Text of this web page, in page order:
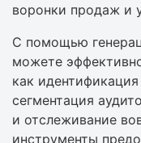
воронки продаж и
С помощью
можете
как
сегментация
и отслеживание
инструменты